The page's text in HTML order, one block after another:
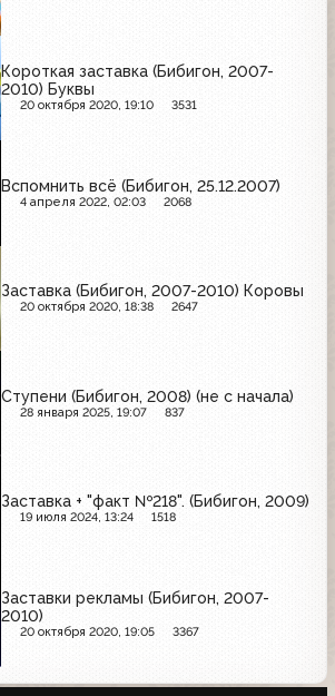
Короткая заставка (Бибигон, 2007-
2010) Буквы
20 октября 2020, 19:10 3531
Вспомнить всё (Бибигон, 25.12.2007)
4 апреля 2022, 02:03 2068
Заставка (Бибигон, 2007-2010) Коровы
20 октября 2020, 18:38 2647
Ступени (Бибигон, 2008) (не с начала)
28 января 2025, 19:07 837
Заставка + "факт №218". (Бибигон, 2009)
19 июля 2024, 13:24 1518
Заставки рекламы (Бибигон, 2007-
2010)
20 октября 2020, 19:05 3367